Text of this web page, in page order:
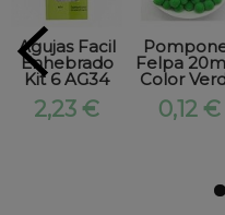
Agujas Facil
Enhebrado
Kit 6 AG34
2,23 €
Felpa
Color
0,12 €